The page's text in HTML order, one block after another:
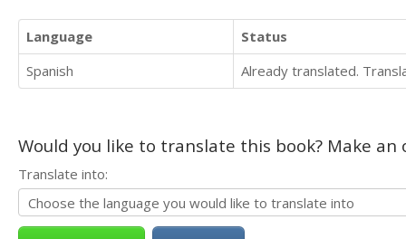
Language
Status
Spanish
Already translated.
Would you like to translate this book? Make
Translate into: